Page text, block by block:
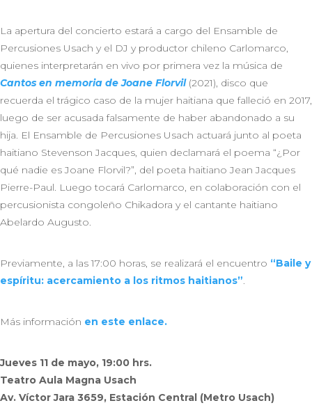
La apertura del concierto estará a cargo del Ensamble de
Percusiones Usach y el DJ y productor chileno Carlomarco,
quienes interpretarán en vivo por primera vez la música de
Cantos en memoria de Joane Florvil (2021), disco que
recuerda el trágico caso de la mujer haitiana que falleció en 2017,
luego de ser acusada falsamente de haber abandonado a su
hija. El Ensamble de Percusiones Usach actuará junto al poeta
haitiano Stevenson Jacques, quien declamará el poema “¿Por
qué nadie es Joane Florvil?”, del poeta haitiano Jean Jacques
Pierre-Paul. Luego tocará Carlomarco, en colaboración con el
percusionista congoleño Chikadora y el cantante haitiano
Abelardo Augusto.
Previamente, a las 17:00 horas, se realizará el encuentro “Baile y
espíritu: acercamiento a los ritmos haitianos”.
Más información en este enlace.
Jueves 11 de mayo, 19:00 hrs.
Teatro Aula Magna Usach
Av. Víctor Jara 3659, Estación Central (Metro Usach)